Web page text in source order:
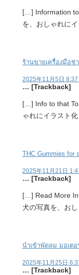
[…] Information to
を、おしゃれに
ร้านขายเครื่องมือช่
2025年11月5日 8:37
… [Trackback]
[…] Info to that
ゃれにイラスト
THC Gummies for
2025年11月21日
… [Trackback]
[…] Read More
犬の写真を、お
นำเข้าพัดลม มอเตอ
2025年11月25日
… [Trackback]